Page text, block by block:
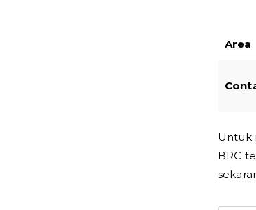
Area
Untuk
BRC